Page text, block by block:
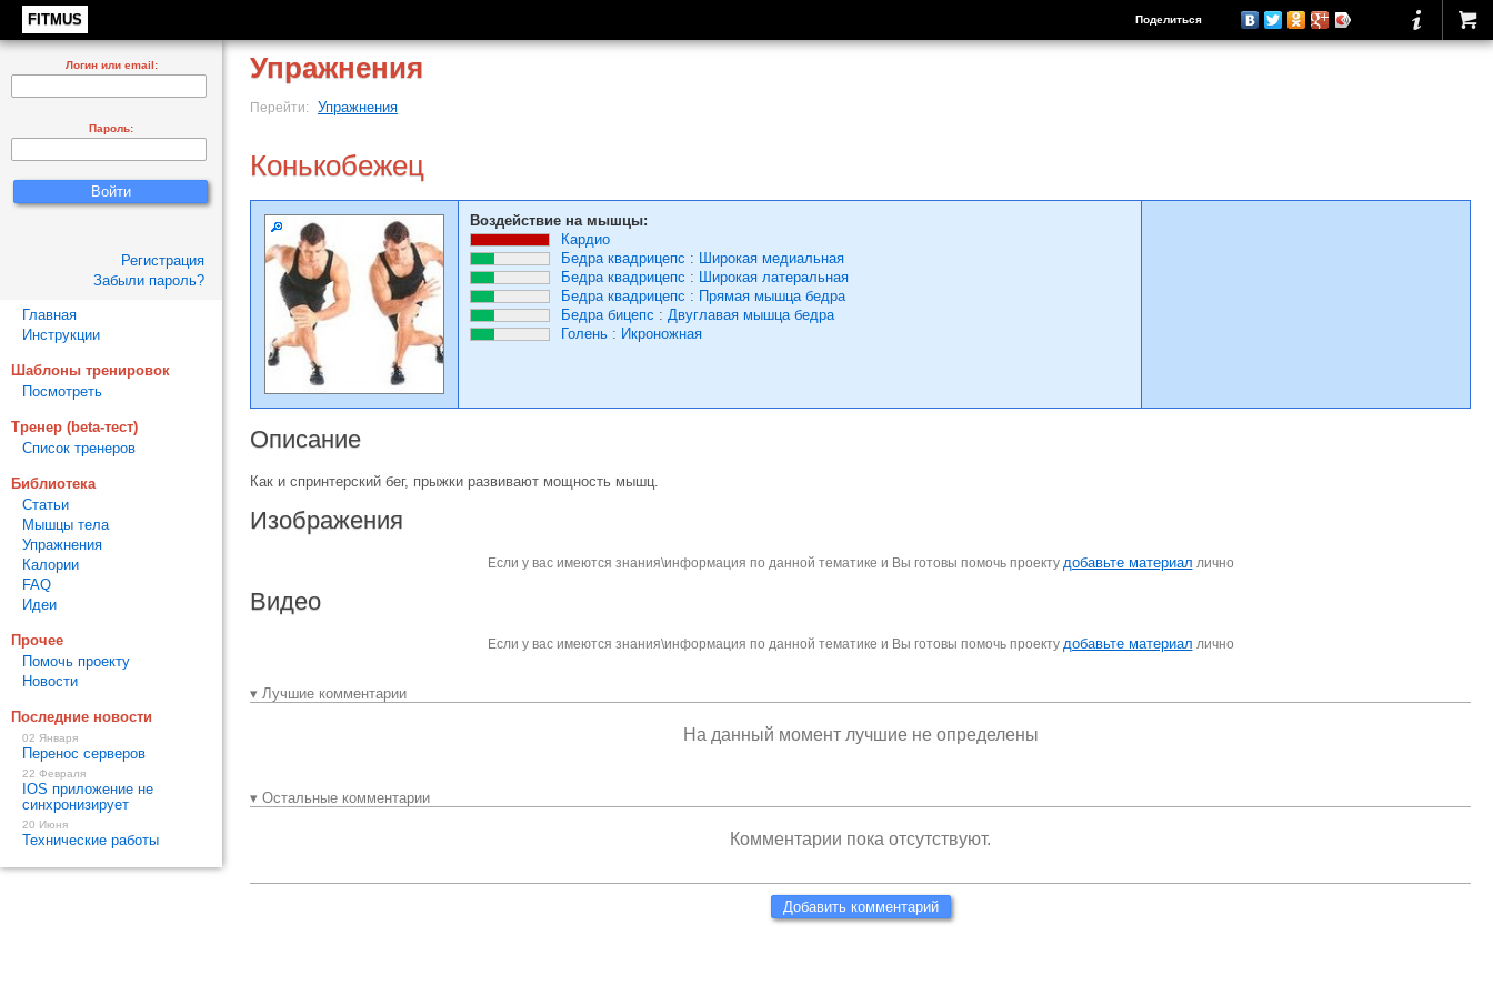
FITMUS Поделиться
Упражнения
Перейти: Упражнения
Конькобежец
Воздействие на мышцы:
Кардио
Бедра квадрицепс : Широкая медиальная
Бедра квадрицепс : Широкая латеральная
Бедра квадрицепс : Прямая мышца бедра
Бедра бицепс : Двуглавая мышца бедра
Голень : Икроножная
Описание
Как и спринтерский бег, прыжки развивают мощность мышц.
Изображения
Если у вас имеются знания\информация по данной тематике и Вы готовы помочь проекту добавьте материал лично
Видео
Если у вас имеются знания\информация по данной тематике и Вы готовы помочь проекту добавьте материал лично
▾ Лучшие комментарии
На данный момент лучшие не определены
▾ Остальные комментарии
Комментарии пока отсутствуют.
Добавить комментарий
Логин или email:
Пароль:
Регистрация
Забыли пароль?
Главная
Инструкции
Шаблоны тренировок
Посмотреть
Тренер (beta-тест)
Список тренеров
Библиотека
Статьи
Мышцы тела
Упражнения
Калории
FAQ
Идеи
Прочее
Помочь проекту
Новости
Последние новости
02 Января
Перенос серверов
22 Февраля
IOS приложение не
синхронизирует
20 Июня
Технические работы